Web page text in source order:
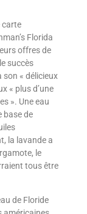
carte
Florida
offres de
succès
« délicieux
« plus d’une
». Une eau
base de
la lavande a
le
tous être
de Floride